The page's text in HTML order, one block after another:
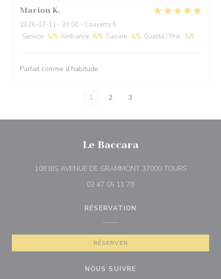
Marion K
2026-07-11 - 20:00 - Couverts 5
Service : 5/5 Ambiance : 5/5 Cuisine : 5/5 Qualité / Prix : 5/5
Parfait comme d’habitude
1 2 3
Le Baccara
108 BIS AVENUE DE GRAMMONT 37000 TOURS((ouvre
02 47 05 11 78
RÉSERVATION
RÉSERVER
NOUS SUIVRE